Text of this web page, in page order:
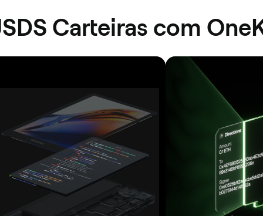
Carteiras com